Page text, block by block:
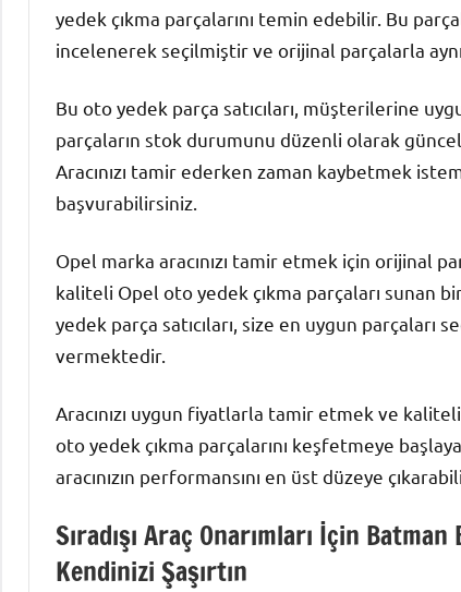
yedek çıkma parçalarını temin edebilir. Bu
incelenerek seçilmiştir ve orijinal parçalarla
Bu oto yedek parça satıcıları, müşterilerine
parçaların stok durumunu düzenli olarak
Aracınızı tamir ederken zaman kaybetmek
başvurabilirsiniz.
Opel marka aracınızı tamir etmek için orijinal
kaliteli Opel oto yedek çıkma parçaları sunan
yedek parça satıcıları, size en uygun parçaları
vermektedir.
Aracınızı uygun fiyatlarla tamir etmek ve
oto yedek çıkma parçalarını keşfetmeye
aracınızın performansını en üst düzeye
Sıradışı Araç Onarımları İçin
Kendinizi Şaşırtın